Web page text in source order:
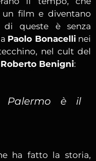
film e diventano
di queste è senza
Paolo Bonacellinei
nel cult del
Roberto Benigni:
Palermo è il
ha fatto la storia,